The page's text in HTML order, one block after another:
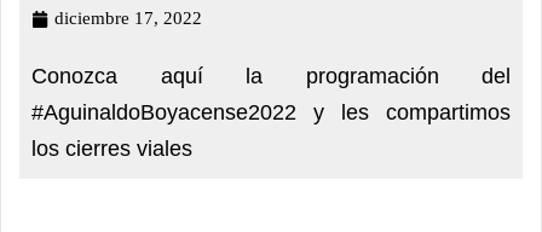
diciembre 17, 2022
Conozca aquí la programación del
#AguinaldoBoyacense2022 y les compartimos
los cierres viales